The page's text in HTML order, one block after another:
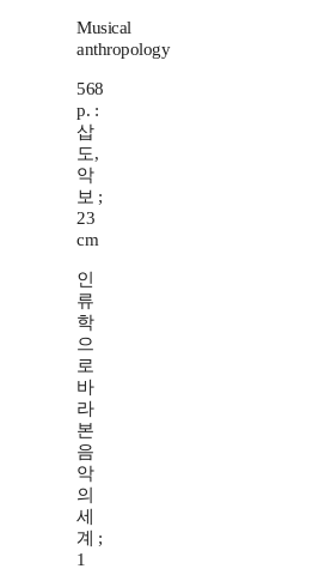
Musical
anthropology
568
p. :
삽
도,
악
보 ;
23
cm
인
류
학
으
로
바
라
본
음
악
의
세
계 ;
1